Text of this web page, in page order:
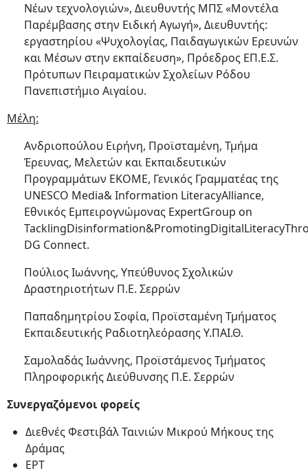
Νέων τεχνολογιών», Διευθυντής ΜΠΣ «Μοντέλα
Παρέμβασης στην Ειδική Αγωγή», Διευθυντής:
εργαστηρίου «Ψυχολογίας, Παιδαγωγικών Ερευνών
και Μέσων στην εκπαίδευση», Πρόεδρος ΕΠ.Ε.Σ.
Πρότυπων Πειραματικών Σχολείων Ρόδου
Πανεπιστήμιο Αιγαίου.
Μέλη:
Ανδριοπούλου Ειρήνη, Προϊσταμένη, Τμήμα
Έρευνας, Μελετών και Εκπαιδευτικών
Προγραμμάτων ΕΚΟΜΕ, Γενικός Γραμματέας της
UNESCO Media& Information LiteracyAlliance,
Εθνικός Εμπειρογνώμονας ExpertGroup on
DG Connect.
Πούλιος Ιωάννης, Υπεύθυνος Σχολικών
Δραστηριοτήτων Π.Ε. Σερρών
Παπαδημητρίου Σοφία, Προϊσταμένη Τμήματος
Εκπαιδευτικής Ραδιοτηλεόρασης Υ.ΠΑΙ.Θ.
Σαμολαδάς Ιωάννης, Προϊστάμενος Τμήματος
Πληροφορικής Διεύθυνσης Π.Ε. Σερρών
Συνεργαζόμενοι φορείς
Διεθνές Φεστιβάλ Ταινιών Μικρού Μήκους της
Δράμας
ΕΡΤ